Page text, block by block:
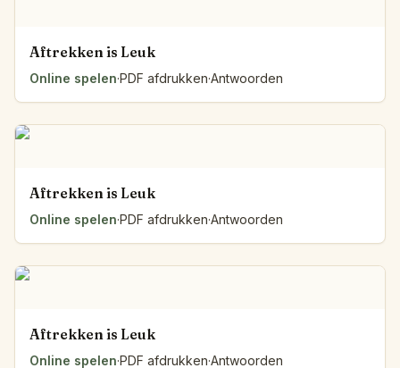
Aftrekken is Leuk
Online spelen·PDF afdrukken·Antwoorden
Aftrekken is Leuk
Online spelen·PDF afdrukken·Antwoorden
Aftrekken is Leuk
Online spelen·PDF afdrukken·Antwoorden